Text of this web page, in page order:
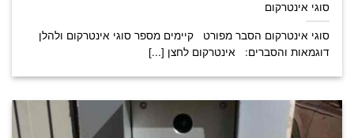
סוגי אינטרקום
סוגי אינטרקום הסבר מפורט קיימים מספר סוגי אינטרקום ולהלן
דוגמאות והסברים: אינטרקום לחצן [...]